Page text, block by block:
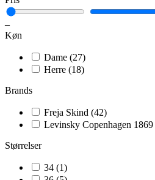
–
Køn
Dame (27)
Herre (18)
Brands
Freja Skind (42)
Levinsky Copenhagen 1869
Størrelser
34 (1)